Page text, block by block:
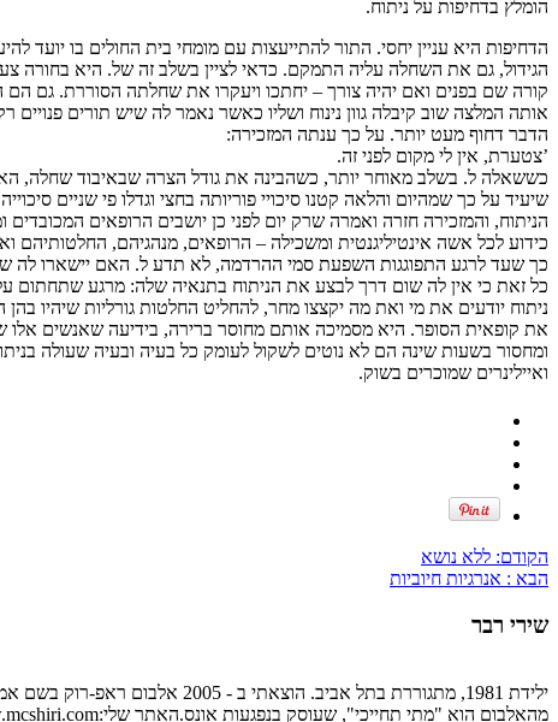
הומלץ בדחיפות על ניתוח.
הדחיפות היא עניין יחסי. התור להתייעצות עם מומחי בית החולים בו יועד
הגידול, גם את השחלה עליה התמקם. כדאי לציין בשלב זה של. היא בחורה
קורה שם בפנים ואם יהיה צורך – יחתכו ויעקרו את שחלתה הסוררת. גם הם
אותה המלצה שוב קיבלה גוון נינוח ושליו כאשר נאמר לה שיש תורים
הדבר דחוף מעט יותר. על כך ענתה המזכירה:
’צטערת, אין לי מקום לפני זה.
כששאלה ל. בשלב מאוחר יותר, כשהבינה את גודל הצרה שבאיבוד שחלה,
שיעיד על כך שמהיום והלאה קטנו סיכויי פוריותה בחצי וגדלו פי שניים
הניתוח, והמזכירה חזרה ואמרה שרק יום לפני כן יושבים הרופאים
כידוע לכל אשה אינטיליגנטית ומשכילה – הרופאים, מנהגיהם,
כך שעד לרגע התפוגגות השפעת סמי ההרדמה, לא תדע ל. האם יישארו לה
כל זאת כי אין לה שום דרך לבצע את הניתוח בתנאיה שלה: מרגע שתחתום
ניתוח יודעים את מי ואת מה יקצצו מחר, להחליט החלטות גורליות שיהיו
את קופאית הסופר. היא מסמיכה אותם מחוסר ברירה, בידיעה שאנשים
ומחסור בשעות שינה הם לא נוטים לשקול לעומק כל בעיה ובעיה שעולה
ואיילינרים שמוכרים בשוק.
הקודם: ללא נושא
הבא : אנרגיות חיוביות
שירי רבר
ילידת 1981, מתגוררת בתל
מהאלבום הוא "מתי תחייכי", שעוסק בנפגעות אונס.האתר שלי:http://www.mcshiri.com